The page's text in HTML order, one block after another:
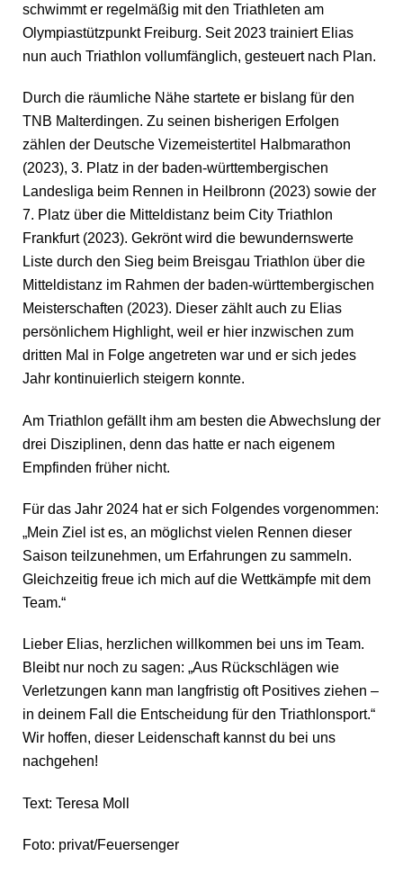
schwimmt er regelmäßig mit den Triathleten am
Olympiastützpunkt Freiburg. Seit 2023 trainiert Elias
nun auch Triathlon vollumfänglich, gesteuert nach Plan.
Durch die räumliche Nähe startete er bislang für den
TNB Malterdingen. Zu seinen bisherigen Erfolgen
zählen der Deutsche Vizemeistertitel Halbmarathon
(2023), 3. Platz in der baden-württembergischen
Landesliga beim Rennen in Heilbronn (2023) sowie der
7. Platz über die Mitteldistanz beim City Triathlon
Frankfurt (2023). Gekrönt wird die bewundernswerte
Liste durch den Sieg beim Breisgau Triathlon über die
Mitteldistanz im Rahmen der baden-württembergischen
Meisterschaften (2023). Dieser zählt auch zu Elias
persönlichem Highlight, weil er hier inzwischen zum
dritten Mal in Folge angetreten war und er sich jedes
Jahr kontinuierlich steigern konnte.
Am Triathlon gefällt ihm am besten die Abwechslung der
drei Disziplinen, denn das hatte er nach eigenem
Empfinden früher nicht.
Für das Jahr 2024 hat er sich Folgendes vorgenommen:
„Mein Ziel ist es, an möglichst vielen Rennen dieser
Saison teilzunehmen, um Erfahrungen zu sammeln.
Gleichzeitig freue ich mich auf die Wettkämpfe mit dem
Team.“
Lieber Elias, herzlichen willkommen bei uns im Team.
Bleibt nur noch zu sagen: „Aus Rückschlägen wie
Verletzungen kann man langfristig oft Positives ziehen –
in deinem Fall die Entscheidung für den Triathlonsport.“
Wir hoffen, dieser Leidenschaft kannst du bei uns
nachgehen!
Text: Teresa Moll
Foto: privat/Feuersenger